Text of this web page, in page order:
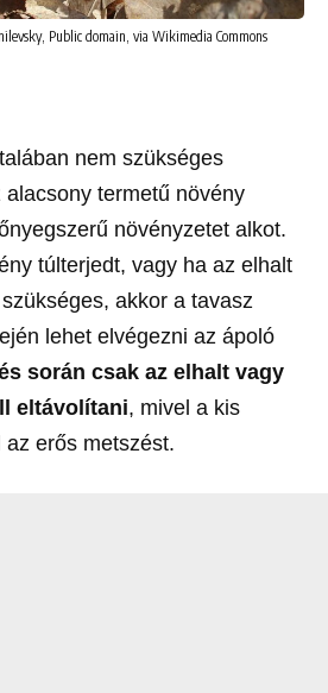
Public domain, via Wikimedia Commons
nem szükséges
termetű növény
növényzetet alkot.
túlterjedt, vagy ha az elhalt
akkor a tavasz
lehet elvégezni az ápoló
során csak az elhalt vagy
eltávolítani, mivel a kis
erős metszést.